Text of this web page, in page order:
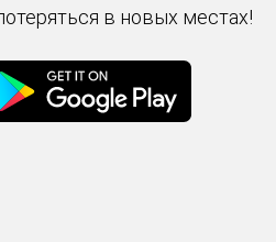
в новых местах!